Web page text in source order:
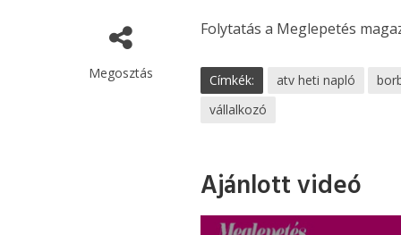
Megosztás
Folytatás a Meglepetés
Címkék: atv heti napló
vállalkozó
Ajánlott videó